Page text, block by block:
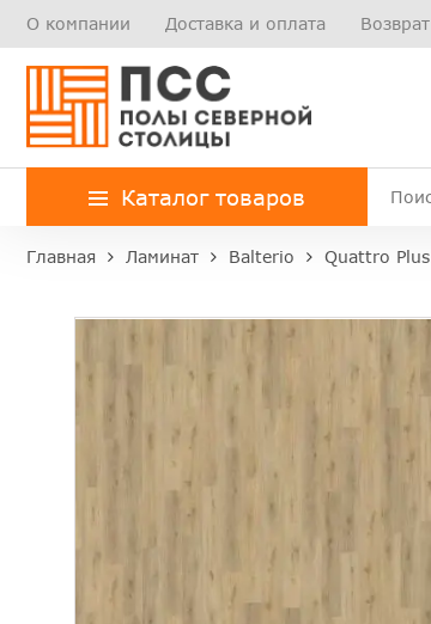
О компании Доставка и оплата Возврат
Каталог товаров
Главная Ламинат Balterio Quattro Plus